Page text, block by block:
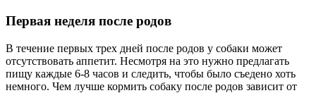
Первая неделя после родов
В течение первых трех дней после родов у собаки может
отсутствовать аппетит. Несмотря на это нужно предлагать
пищу каждые 6-8 часов и следить, чтобы было съедено хоть
немного. Чем лучше кормить собаку после родов зависит от